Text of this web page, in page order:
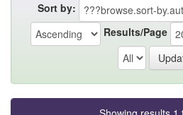
Sort by:
Results/Page